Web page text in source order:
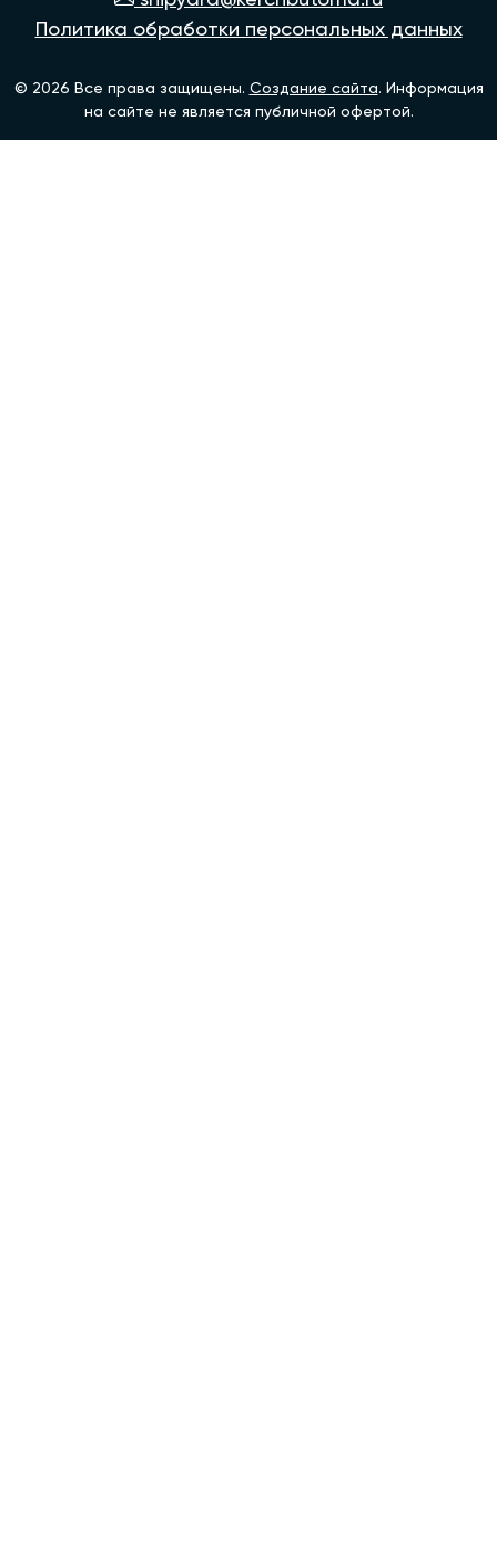
Политика обработки персональных данных
© 2026 Все права защищены. Создание сайта. Информация
на сайте не является публичной офертой.